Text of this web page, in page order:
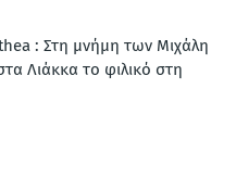
: Στη μνήμη των Μιχάλη
Λιάκκα το φιλικό στη